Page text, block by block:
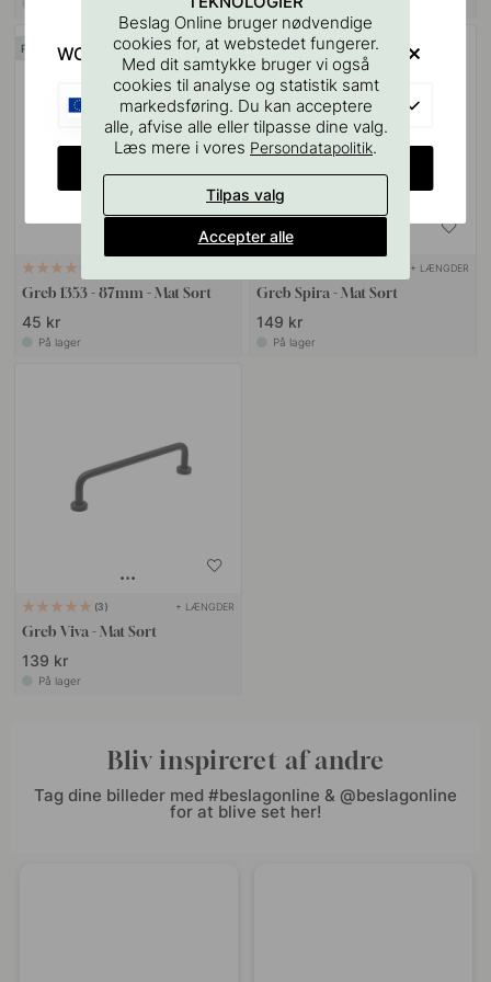
På lager
POPULAR
Greb 1353 - 87mm - Mat Sort
45 kr
På lager
+ LÆNGDER
Greb Spira - Mat Sort
149 kr
På lager
3 + LÆNGDER
Greb Viva - Mat Sort
139 kr
På lager
Bliv inspireret af andre
Tag dine billeder med #beslagonline & @beslagonline
for at blive set her!
Beslag Online bruger nødvendige
cookies for, at webstedet fungerer.
Med dit samtykke bruger vi også
cookies til analyse og statistik samt
markedsføring. Du kan acceptere
alle, afvise alle eller tilpasse dine valg.
Læs mere i vores Persondatapolitik.
Tilpas valg
Accepter alle
WOULD YOU RATHER VISIT?
EU